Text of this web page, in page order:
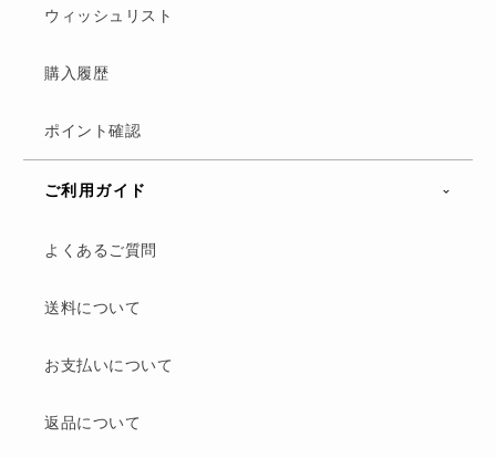
ウィッシュリスト
購入履歴
ポイント確認
ご利用ガイド
よくあるご質問
送料について
お支払いについて
返品について